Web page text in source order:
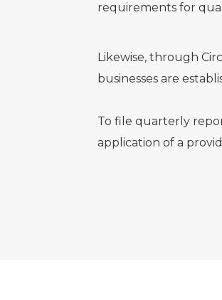
requirements for
Likewise, through
businesses are
To file quarterly
application of a